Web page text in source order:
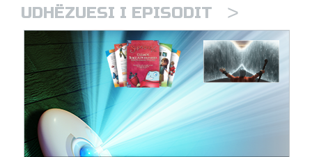
UDHËZUESI I EPISODIT >